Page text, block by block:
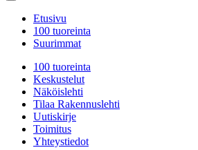
Etusivu
100 tuoreinta
Suurimmat
100 tuoreinta
Keskustelut
Näköislehti
Tilaa Rakennuslehti
Uutiskirje
Toimitus
Yhteystiedot